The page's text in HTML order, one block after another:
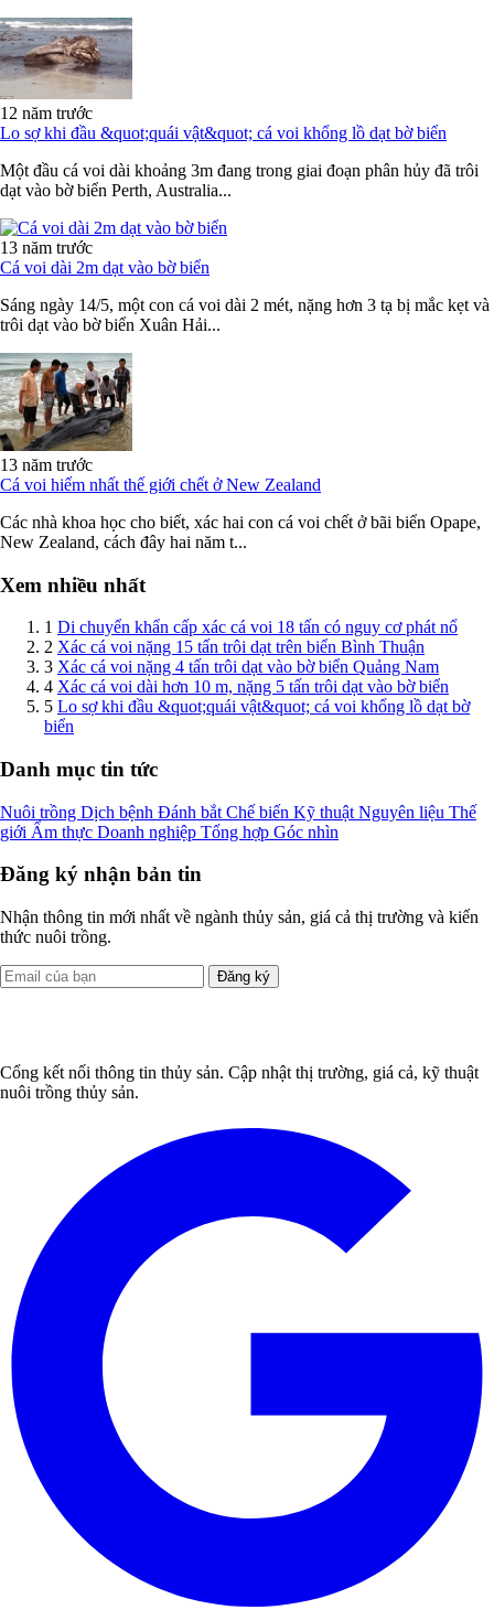
12 năm trước
Lo sợ khi đầu &quot;quái vật&quot; cá voi khổng lồ dạt bờ biển
Một đầu cá voi dài khoảng 3m đang trong giai đoạn phân hủy đã trôi
dạt vào bờ biển Perth, Australia...
13 năm trước
Cá voi dài 2m dạt vào bờ biển
Sáng ngày 14/5, một con cá voi dài 2 mét, nặng hơn 3 tạ bị mắc kẹt và
trôi dạt vào bờ biển Xuân Hải...
13 năm trước
Cá voi hiếm nhất thế giới chết ở New Zealand
Các nhà khoa học cho biết, xác hai con cá voi chết ở bãi biển Opape,
New Zealand, cách đây hai năm t...
Xem nhiều nhất
1 Di chuyển khẩn cấp xác cá voi 18 tấn có nguy cơ phát nổ
2 Xác cá voi nặng 15 tấn trôi dạt trên biển Bình Thuận
3 Xác cá voi nặng 4 tấn trôi dạt vào bờ biển Quảng Nam
4 Xác cá voi dài hơn 10 m, nặng 5 tấn trôi dạt vào bờ biển
5 Lo sợ khi đầu &quot;quái vật&quot; cá voi khổng lồ dạt bờ
biển
Danh mục tin tức
Nuôi trồng Dịch bệnh Đánh bắt Chế biến Kỹ thuật Nguyên liệu Thế
giới Ẩm thực Doanh nghiệp Tổng hợp Góc nhìn
Đăng ký nhận bản tin
Nhận thông tin mới nhất về ngành thủy sản, giá cả thị trường và kiến
thức nuôi trồng.
Đăng ký
Cổng kết nối thông tin thủy sản. Cập nhật thị trường, giá cả, kỹ thuật
nuôi trồng thủy sản.